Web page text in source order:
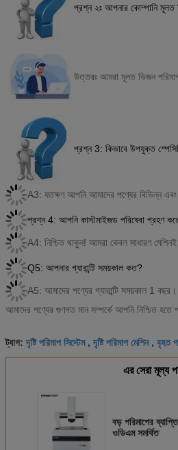
প্রশ্ন ২ঃ আপনার কোম্পানি মূলত
উত্তরঃ আমরা মূলত ভিজন পরিমাপ
প্রশ্ন 3: কিভাবে উপযুক্ত
A3: যতক্ষণ আপনি আমাদের পণ্যের বিভিন্ন এবং
প্রশ্ন 4: আপনি কাস্টমাইজড পরিষেবা গ্রহণ
A4: নিশ্চিত থাকুন! আমরা কেবল সাধারণ
Q5: আপনার গ্যারান্টি সময়কাল কত?
A5: আমাদের পণ্যের গ্যারান্টি সময়কাল 1
আমাদের পণ্যের গুণগত মান সম্পর্কে আপনি নিশ্চিত হতে
ট্যাগ:দৃষ্টি পরিমাপ সিস্টেম,দৃষ্টি পরিমাপ মেশিন, বৃহত
এর সেরা মূল্য
বড় পরিমাপের
ওডিএম সমর্থিত